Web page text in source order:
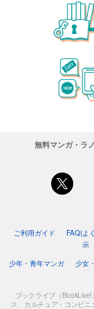
無料マンガ・ラ
ご利用ガイド FAQ(よ
示
少年・青年マンガ
少女
ブックライブ（
ス、カルチュア・コンビ